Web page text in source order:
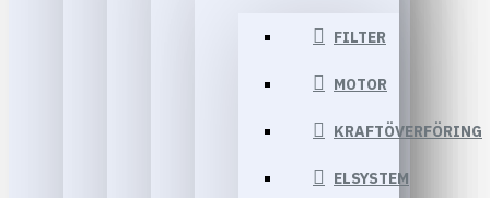
FILTER
MOTOR
KRAFTÖVERFÖRING
ELSYSTEM